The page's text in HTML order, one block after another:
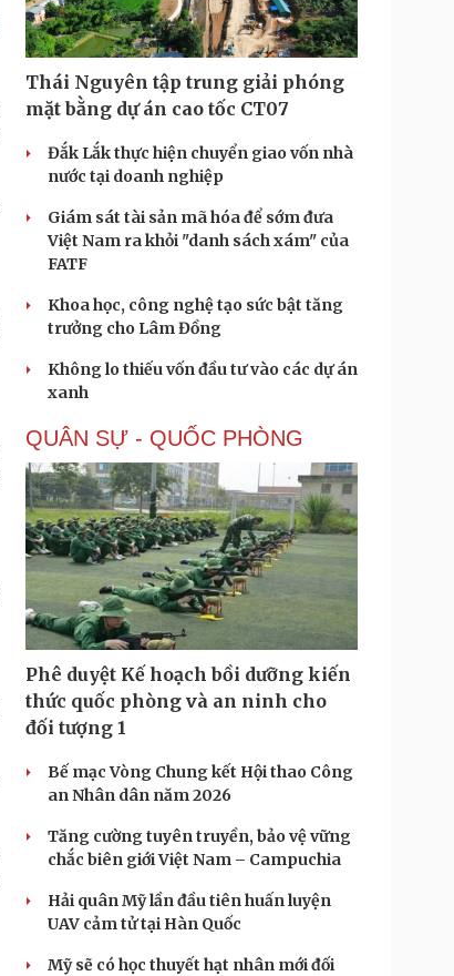
Thái Nguyên tập trung giải phóng
mặt bằng dự án cao tốc CT07
Đắk Lắk thực hiện chuyển giao vốn nhà
nước tại doanh nghiệp
Giám sát tài sản mã hóa để sớm đưa
Việt Nam ra khỏi "danh sách xám" của
FATF
Khoa học, công nghệ tạo sức bật tăng
trưởng cho Lâm Đồng
Không lo thiếu vốn đầu tư vào các dự án
xanh
QUÂN SỰ - QUỐC PHÒNG
Phê duyệt Kế hoạch bồi dưỡng kiến
thức quốc phòng và an ninh cho
đối tượng 1
Bế mạc Vòng Chung kết Hội thao Công
an Nhân dân năm 2026
Tăng cường tuyên truyền, bảo vệ vững
chắc biên giới Việt Nam – Campuchia
Hải quân Mỹ lần đầu tiên huấn luyện
UAV cảm tử tại Hàn Quốc
Mỹ sẽ có học thuyết hạt nhân mới đối